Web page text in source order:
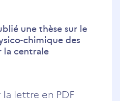
une thèse sur le
chimique des
la centrale
lettre en PDF